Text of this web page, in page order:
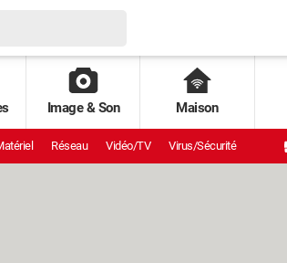
Image & Son Maison
Réseau Vidéo/TV Virus/Sécurité